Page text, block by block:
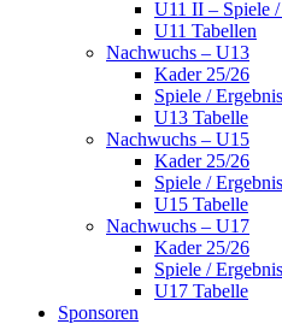
U11 II – Spiele /
U11 Tabellen
Nachwuchs – U13
Kader 25/26
Spiele /
U13 Tabelle
Nachwuchs – U15
Kader 25/26
Spiele /
U15 Tabelle
Nachwuchs – U17
Kader 25/26
Spiele /
U17 Tabelle
Sponsoren